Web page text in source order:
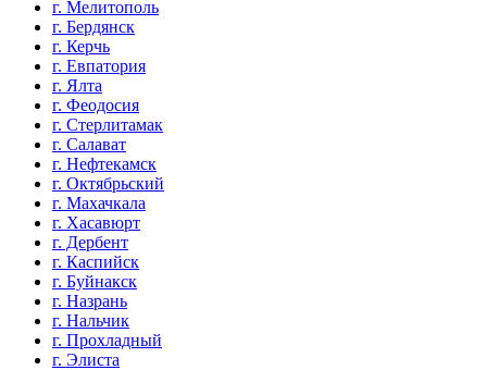
г. Мелитополь
г. Бердянск
г. Керчь
г. Евпатория
г. Ялта
г. Феодосия
г. Стерлитамак
г. Салават
г. Нефтекамск
г. Октябрьский
г. Махачкала
г. Хасавюрт
г. Дербент
г. Каспийск
г. Буйнакск
г. Назрань
г. Нальчик
г. Прохладный
г. Элиста